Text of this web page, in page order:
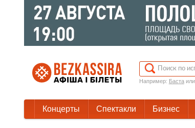
Например: Бастаили
Концерты Спектакли Бизнес